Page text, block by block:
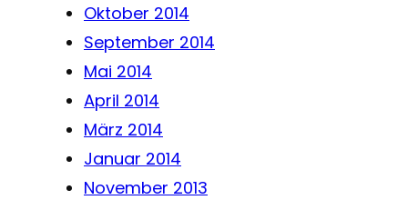
Oktober 2014
September 2014
Mai 2014
April 2014
März 2014
Januar 2014
November 2013